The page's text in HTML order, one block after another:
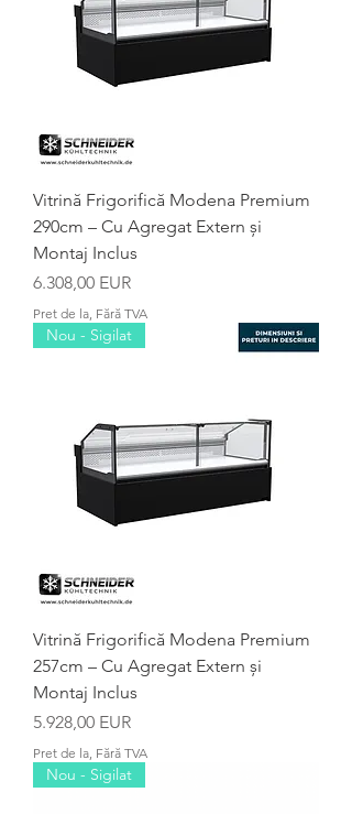
Vitrină Frigorifică Modena Premium
290cm – Cu Agregat Extern și
Montaj Inclus
Preț
6.308,00 EUR
Pret de la, Fără TVA
Nou - Sigilat
Vitrină Frigorifică Modena Premium
257cm – Cu Agregat Extern și
Montaj Inclus
Preț
5.928,00 EUR
Pret de la, Fără TVA
Nou - Sigilat